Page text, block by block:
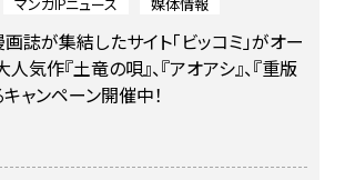
マンガIPニュース 媒体情報
誌が集結したサイト「ビッコミ」がオー
気作『土竜の唄』、『アオアシ』、『重版
ャンペーン開催中！